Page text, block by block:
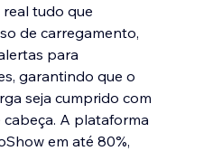
tudo que
de carregamento,
para
garantindo que o
seja cumprido com
A plataforma
em até 80%,